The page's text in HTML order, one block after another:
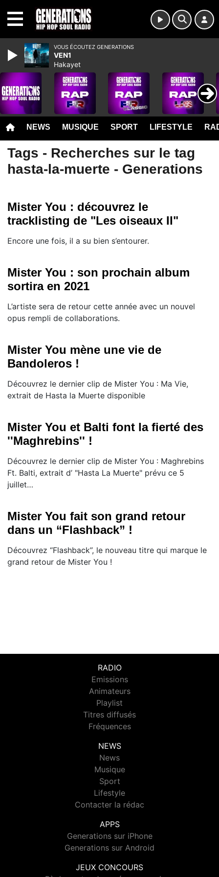
NEWS MUSIQUE SPORT LIFESTYLE
Tags - Recherches sur le tag
hasta-la-muerte - Generations
Mister You : découvrez le
tracklisting de "Les oiseaux II"
Encore une fois, il a su bien s’entourer.
Mister You : son prochain album
sortira en 2021
L’artiste sera de retour cette année avec un nouvel
opus rempli de collaborations.
Mister You mène une vie de
Bandoleros !
Découvrez le dernier clip de Mister You : Ma Vie,
extrait de Hasta la Muerte disponible
Mister You et Balti font la fierté des
''Maghrebins'' !
Découvrez le dernier clip de Mister You : Maghrebins
Ft. Balti, extrait d’ "Hasta La Muerte" prévu ce 5
juillet…
Mister You fait son grand retour
dans un “Flashback” !
Découvrez “Flashback”, le nouveau titre qui marque le
grand retour de Mister You !
RADIO
Emissions
Animateurs
Playlist
Titres diffusés
Fréquences
NEWS
News
Musique
Sport
Lifestyle
Contacter la rédac
APPS
Generations sur iPhone
Generations sur Android
JEUX CONCOURS
VOUS ÉCOUTEZ GENERATIONS
VEN1
Hakayet